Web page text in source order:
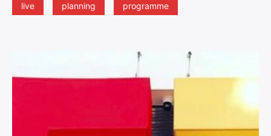
live
planning programme